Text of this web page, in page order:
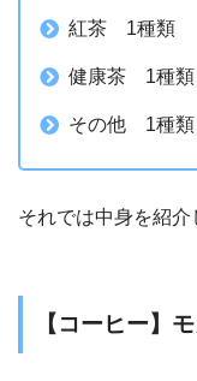
紅茶 1種類
健康茶 1種類
その他 1種類
それでは中身を紹介
【コーヒー】